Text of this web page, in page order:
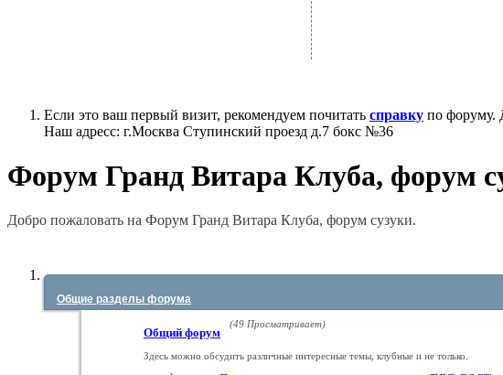
Если это ваш первый визит, рекомендуем почитать справку по форуму.
Наш адресс: г.Москва Ступинский проезд д.7 бокс №36
Форум Гранд Витара Клуба, форум
Добро пожаловать на Форум Гранд Витара Клуба, форум сузуки.
Общие разделы форума
Общий форум
(49 Просматривает)
Здесь можно обсудить различные интересные темы, клубные и не только.